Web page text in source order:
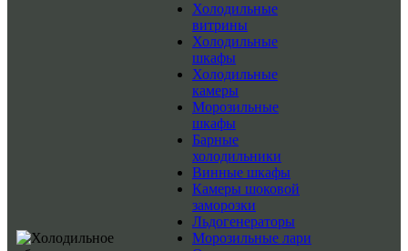
Холодильные
витрины
Холодильные
шкафы
Холодильные
камеры
Морозильные
шкафы
Барные
холодильники
Винные шкафы
Камеры шоковой
заморозки
Льдогенераторы
Морозильные лари